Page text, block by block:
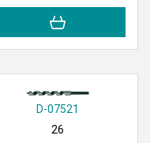
D-07521
26